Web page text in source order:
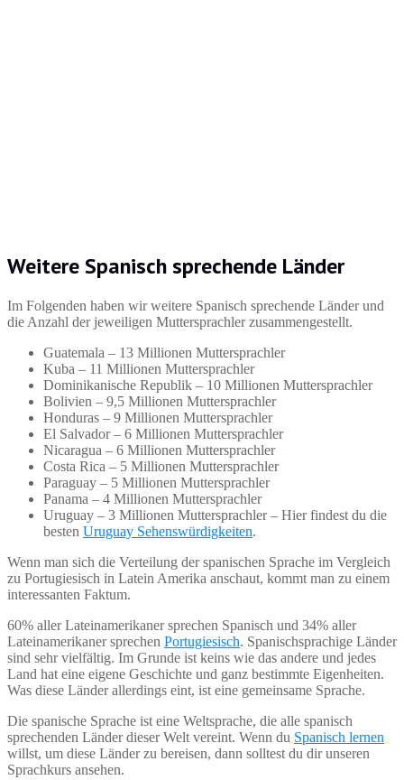
Weitere Spanisch sprechende Länder
Im Folgenden haben wir weitere Spanisch sprechende Länder und
die Anzahl der jeweiligen Muttersprachler zusammengestellt.
Guatemala – 13 Millionen Muttersprachler
Kuba – 11 Millionen Muttersprachler
Dominikanische Republik – 10 Millionen Muttersprachler
Bolivien – 9,5 Millionen Muttersprachler
Honduras – 9 Millionen Muttersprachler
El Salvador – 6 Millionen Muttersprachler
Nicaragua – 6 Millionen Muttersprachler
Costa Rica – 5 Millionen Muttersprachler
Paraguay – 5 Millionen Muttersprachler
Panama – 4 Millionen Muttersprachler
Uruguay – 3 Millionen Muttersprachler – Hier findest du die
besten Uruguay Sehenswürdigkeiten.
Wenn man sich die Verteilung der spanischen Sprache im Vergleich
zu Portugiesisch in Latein Amerika anschaut, kommt man zu einem
interessanten Faktum.
60% aller Lateinamerikaner sprechen Spanisch und 34% aller
Lateinamerikaner sprechen Portugiesisch. Spanischsprachige Länder
sind sehr vielfältig. Im Grunde ist keins wie das andere und jedes
Land hat eine eigene Geschichte und ganz bestimmte Eigenheiten.
Was diese Länder allerdings eint, ist eine gemeinsame Sprache.
Die spanische Sprache ist eine Weltsprache, die alle spanisch
sprechenden Länder dieser Welt vereint. Wenn du Spanisch lernen
willst, um diese Länder zu bereisen, dann solltest du dir unseren
Sprachkurs ansehen.